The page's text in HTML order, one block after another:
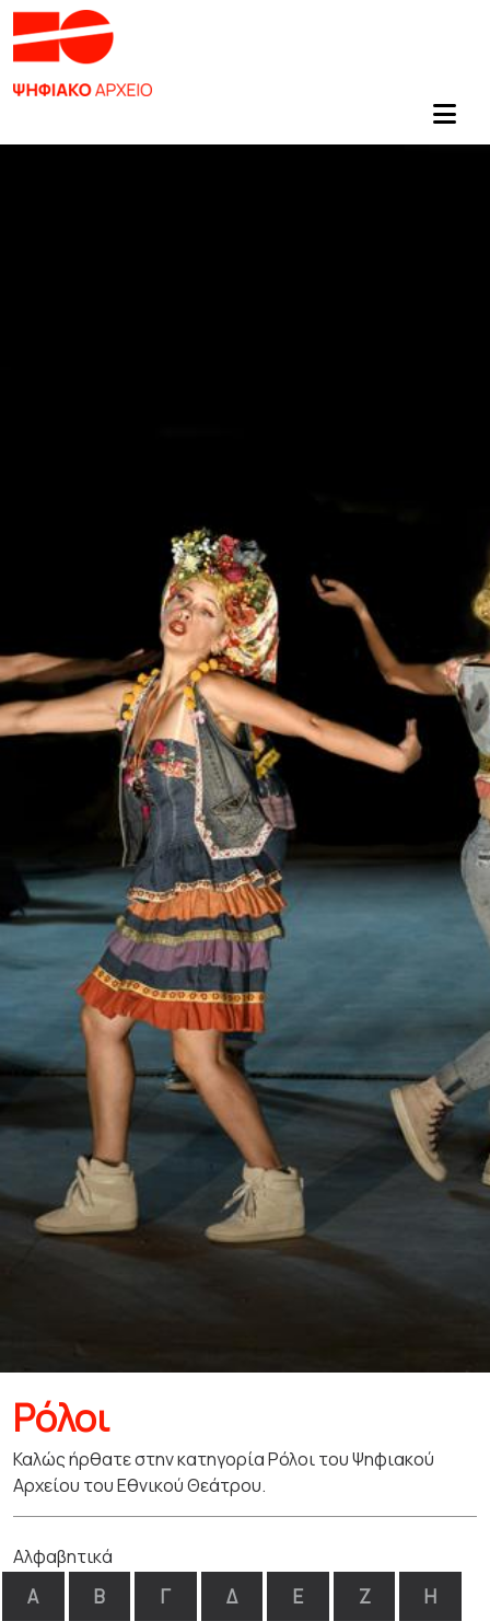
Ρόλοι
Καλώς ήρθατε στην κατηγορία Ρόλοι του Ψηφιακού
Αρχείου του Εθνικού Θεάτρου.
Αλφαβητικά
Α Β Γ Δ Ε Ζ Η